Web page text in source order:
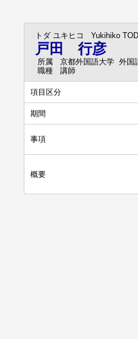
トダ ユキヒコ Yukihiko
戸田 行彦
所属
京都外国語大学 外国
職種
講師
項目区分
期間
事項
概要